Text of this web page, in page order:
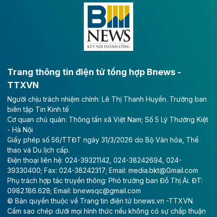
Đông A dài khoảng 25,1 km được kỳ vọng sẽ tạo động
lực phát triển kinh tế - xã hội khu vực phía Nam đồng
Long Thành
Tổng công ty Cảng hàng không Việt Nam - CTCP
(ACV) vừa lập kỷ lục mới về lợi nhuận trong quý
II/2026.
Theo baodautu.vn
Vinaconex lập đỉnh doanh thu
Tổng CTCP Xuất nhập khẩu và Xây dựng Việt Nam
(Vinaconex) đã khép lại nửa đầu năm với doanh thu
thuần gần 7.268 tỷ đồng, tăng 4% so với cùng kỳ và
cũng là mức cao nhất lịch sử hoạt động của doanh
nghiệp.
Trang thông tin điện tử tổng hợp Bnews -
TTXVN
Người chịu trách nhiệm chính: Lê Thị Thanh Huyền. Trưởng ban
biên tập Tin Kinh tế
Cơ quan chủ quản: Thông tấn xã Việt Nam; Số 5 Lý Thường Kiệt
- Hà Nội
Giấy phép số 56/TTĐT ngày 31/3/2026 do Bộ Văn hóa, Thể
thao và Du lịch cấp.
Điện thoại liên hệ: 024-39321142, 024-38242694, 024-
39330400; Fax: 024-38242317; Email: media.bkt@Gmail.com
Phụ trách hợp tác truyền thông: Phó trưởng ban Đỗ Thị Ái. ĐT:
0982.186.628; Email: bnewsqc@gmail.com
© Bản quyền thuộc về Trang tin điện tử bnews.vn -TTXVN.
Cấm sao chép dưới mọi hình thức nếu không có sự chấp thuận